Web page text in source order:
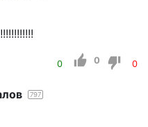
0 0 0
797